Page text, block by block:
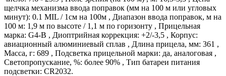
щелчка механизма ввода поправок (мм на 100 м или угловых
минут): 0.1 MIL / 1см на 100м , Диапазон ввода поправок, м на
100 м: 1,9 м по высоте / 1,1 м по горизонту , Прицельная
марка: G4-B , Диоптрийная коррекция: +2/-3,5 , Корпус:
авиационный алюминиевый сплав , Длина прицела, мм: 361 ,
Масса, г: 689 , Подсветка прицельной марки: да, аналоговая ,
Светопропускание, %: более 90% , Тип батареи питания
подсветки: CR2032.